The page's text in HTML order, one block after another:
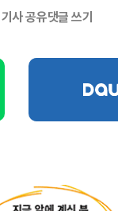
기사 공유댓글 쓰기